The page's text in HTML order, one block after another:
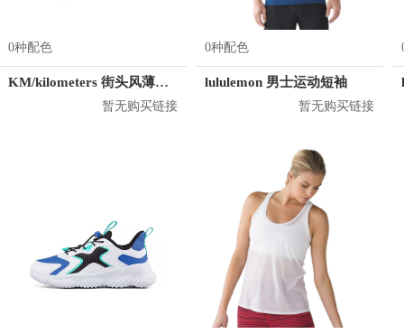
0种配色
KM/kilometers 街头风薄款印花短袖T恤 男女同款 M2X2108248
暂无购买链接
0种配色
lululemon 男士运动短袖
暂无购买链接